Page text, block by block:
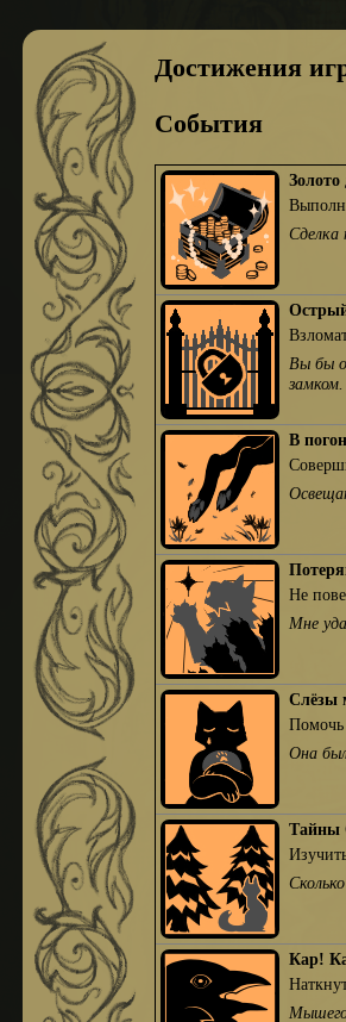
Достижения
События
Золото
Вы бы
замком.
В
Не
Мне
Слёзы
Помочь
Она
Тайны
Кар!